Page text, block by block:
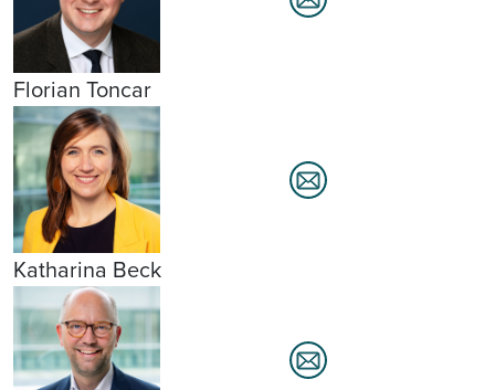
Florian Toncar
Katharina Beck